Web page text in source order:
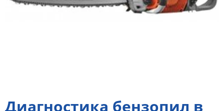
Диагностика бензопил в